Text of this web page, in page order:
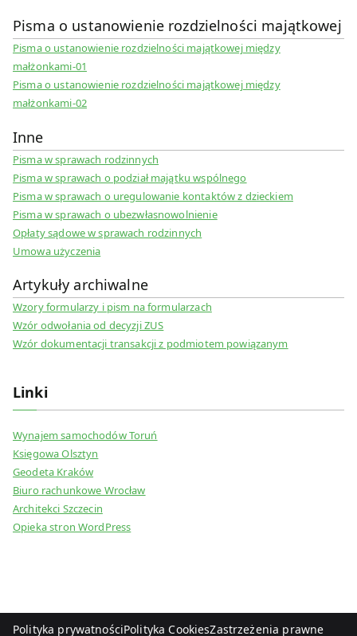
Pisma o ustanowienie rozdzielności majątkowej
Pisma o ustanowienie rozdzielności majątkowej między
małżonkami-01
Pisma o ustanowienie rozdzielności majątkowej między
małżonkami-02
Inne
Pisma w sprawach rodzinnych
Pisma w sprawach o podział majątku wspólnego
Pisma w sprawach o uregulowanie kontaktów z dzieckiem
Pisma w sprawach o ubezwłasnowolnienie
Opłaty sądowe w sprawach rodzinnych
Umowa użyczenia
Artykuły archiwalne
Wzory formularzy i pism na formularzach
Wzór odwołania od decyzji ZUS
Wzór dokumentacji transakcji z podmiotem powiązanym
Linki
Wynajem samochodów Toruń
Księgowa Olsztyn
Geodeta Kraków
Biuro rachunkowe Wrocław
Architekci Szczecin
Opieka stron WordPress
Polityka prywatnościPolityka CookiesZastrzeżenia prawne